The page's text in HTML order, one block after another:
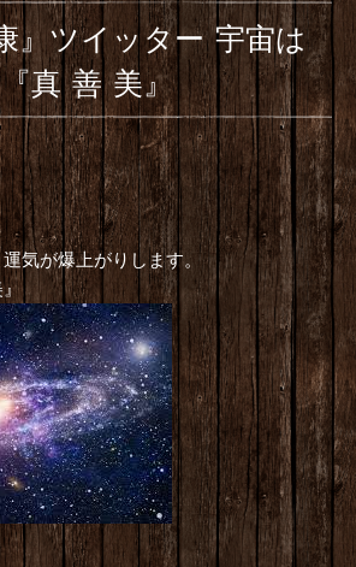
』ツイッター 宇宙は
『真 善 美』
気が爆上がりします。